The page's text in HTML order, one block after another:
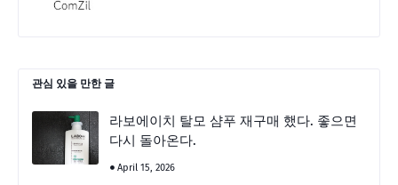
관심 있을 만한 글
라보에이치 탈모 샴푸 재구매 했다. 좋으면
다시 돌아온다.
April 15, 2026